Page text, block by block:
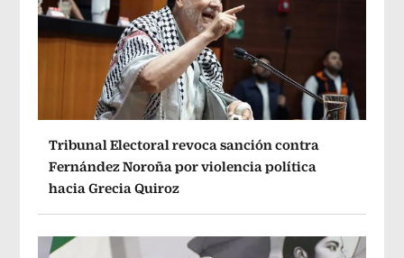
Tribunal Electoral revoca sanción contra
Fernández Noroña por violencia política
hacia Grecia Quiroz